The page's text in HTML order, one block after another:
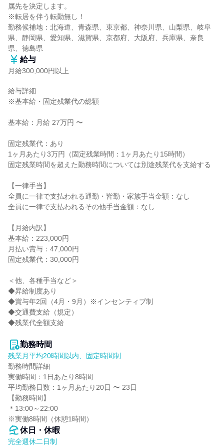
属先を決定します。
※転居を伴う転勤無し！
勤務候補地：北海道、青森県、東京都、神奈川県、山梨県、岐阜
県、静岡県、愛知県、滋賀県、京都府、大阪府、兵庫県、奈良
県、徳島県
給与
月給300,000円以上
給与詳細
※基本給・固定残業代の総額
基本給：月給 27万円 〜
固定残業代：あり
1ヶ月あたり3万円（固定残業時間：1ヶ月あたり15時間）
固定残業時間を超えた勤務時間については別途残業代を支給する
【一律手当】
全員に一律で支払われる通勤・皆勤・家族手当金額：なし
全員に一律で支払われるその他手当金額：なし
【月給内訳】
基本給：223,000円
月払い賞与：47,000円
固定残業代：30,000円
＜他、各種手当など＞
◆昇給制度あり
◆賞与年2回（4月・9月）※インセンティブ制
◆交通費支給（規定）
◆残業代全額支給
勤務時間
残業月平均20時間以内、固定時間制
勤務時間詳細
実働時間：1日あたり8時間
平均勤務日数：1ヶ月あたり20日 〜 23日
【勤務時間】
＊13:00～22:00
※実働8時間（休憩1時間）
休日・休暇
完全週休二日制